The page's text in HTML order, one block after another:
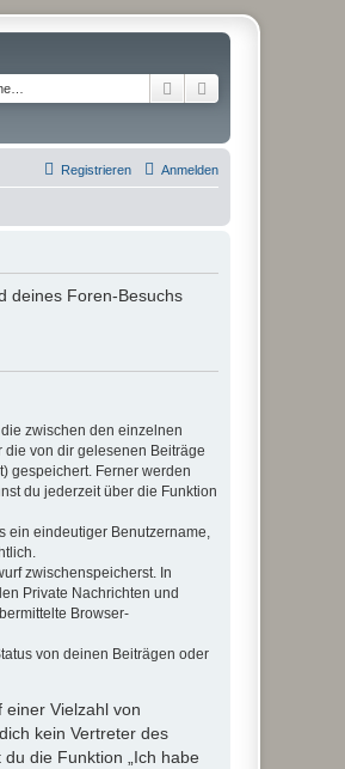
Suche
Anmelden
Registrieren
deines Foren-Besuchs
zwischen den einzelnen
von dir gelesenen Beiträge
gespeichert. Ferner werden
du jederzeit über die Funktion
eindeutiger Benutzername,
zwischenspeicherst. In
Private Nachrichten und
Browser-
von deinen Beiträgen oder
Vielzahl von
kein Vertreter des
die Funktion „Ich habe